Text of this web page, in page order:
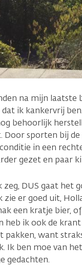
na mijn laatste
ik kankervrij
behoorlijk
sporten bij
in een
gezet en paar
zeg, DUS gaat het
zie er goed uit,
een kratje bier,
heb ik ook de
pakken, want
Ik ben moe van
gedachten.